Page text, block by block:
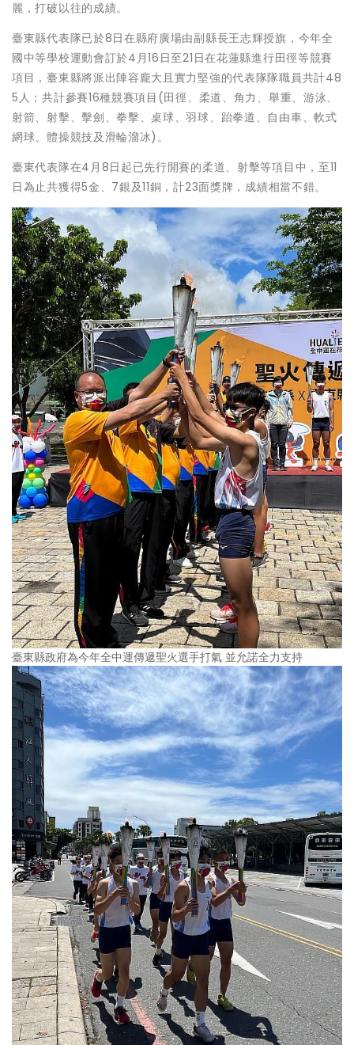
麗，打破以往的成績。
臺東縣代表隊已於8日在縣府廣場由副縣長王志輝授旗，今年全
國中等學校運動會訂於4月16日至21日在花蓮縣進行田徑等競賽
項目，臺東縣將派出陣容龐大且實力堅強的代表隊隊職員共計48
5人；共計參賽16種競賽項目(田徑、柔道、角力、舉重、游泳、
射箭、射擊、擊劍、拳擊、桌球、羽球、跆拳道、自由車、軟式
網球、體操競技及滑輪溜冰)。
臺東代表隊在4月8日起已先行開賽的柔道、射擊等項目中，至11
日為止共獲得5金、7銀及11銅，計23面獎牌，成績相當不錯。
臺東縣政府為今年全中運傳遞聖火選手打氣 並允諾全力支持